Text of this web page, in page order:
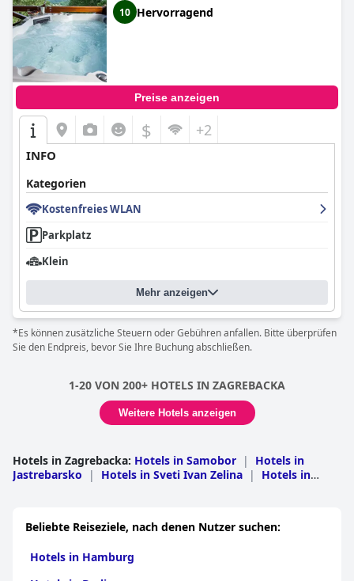
10 Hervorragend
Preise anzeigen
$ +2
INFO
Kategorien
Kostenfreies WLAN
Parkplatz
Klein
Mehr anzeigen
*Es können zusätzliche Steuern oder Gebühren anfallen. Bitte überprüfen
Sie den Endpreis, bevor Sie Ihre Buchung abschließen.
1-20 VON 200+ HOTELS IN ZAGREBACKA
Weitere Hotels anzeigen
Hotels in Zagrebacka: Hotels in Samobor |
Hotels in
Jastrebarsko
| Hotels in Sveti Ivan Zelina |
Hotels in
in Kloštar Ivanić | Hotels in Krašić | Hotels in
Gradec | Hotels in Ivanić-Grad
Beliebte Reiseziele, nach denen Nutzer suchen:
Hotels in Hamburg